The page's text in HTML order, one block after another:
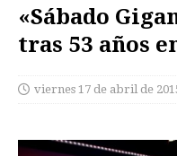
«Sábado
tras 53 años
viernes 17 de abril de